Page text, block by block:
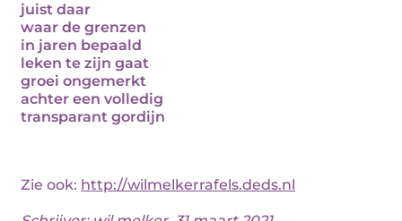
juist daar
waar de grenzen
in jaren bepaald
leken te zijn gaat
groei ongemerkt
achter een volledig
transparant gordijn
Zie ook: http://wilmelkerrafels.deds.nl